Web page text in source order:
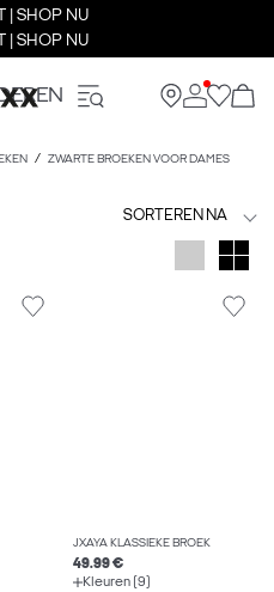
| SHOP NU
| SHOP NU
ZWARTE BROEKEN VOOR DAMES
SORTEREN NA
JXAYA KLASSIEKE BROEK
49.99 €
Kleuren (9)